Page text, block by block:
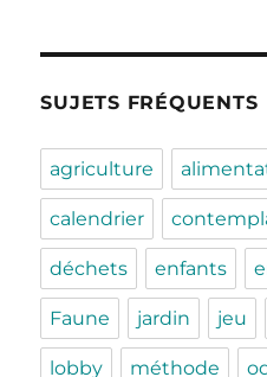
SUJETS FRÉQUENTS
agriculture
calendrier
déchets enfants
Faune jardin jeu
lobby méthode